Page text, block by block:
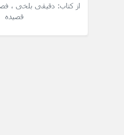
از کتاب: دقیقی بلخی ،
قصیده